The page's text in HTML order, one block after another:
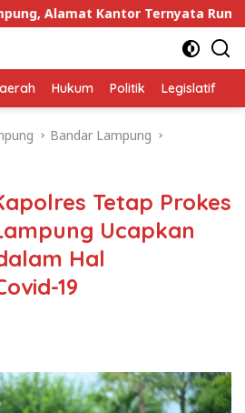
Ternyata Rumah Kosong dan
Hukum Politik Legislatif
Bandar Lampung
Tetap Prokes
Ucapkan
Hal
19